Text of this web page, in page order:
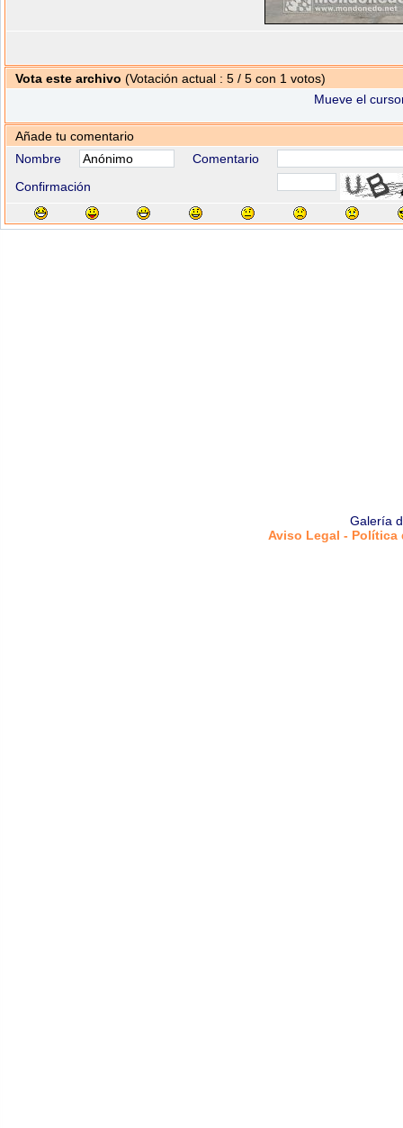
Vota este archivo (Votación actual : 5 / 5 con 1 votos)
Mueve el
Añade tu comentario
Nombre
Comentario
Confirmación
Galería
Aviso Legal -